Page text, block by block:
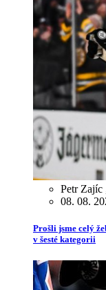
Petr Zajíc
08. 08.
Prošli jsme celý
v šesté kategorii